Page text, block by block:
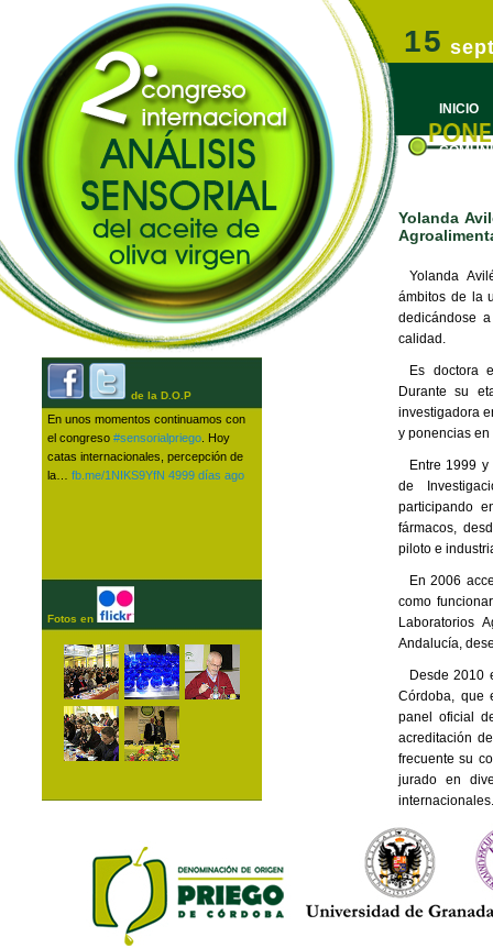
3º Congreso Internacional |
Congreso Internacional de Análisis Sensorial del Aceite de Oliva
15
INICIO
Yolanda
Yolanda
ámbitos de la
dedicándose
calidad.
Es doctora
Durante su
investigadora
y ponencias
Entre 1999
de
participando
fármacos,
piloto e
En 2006
como
Laboratorios
Andalucía,
Desde 2010
Córdoba, que
panel oficial
acreditación
frecuente su
jurado en
internacionales.
de la D.O.P
En unos momentos continuamos con
el congreso #sensorialpriego. Hoy
catas internacionales, percepción de
la… fb.me/1NIKS9YfN 4999 días ago
Fotos en